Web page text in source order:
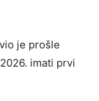
je prošle
imati prvi